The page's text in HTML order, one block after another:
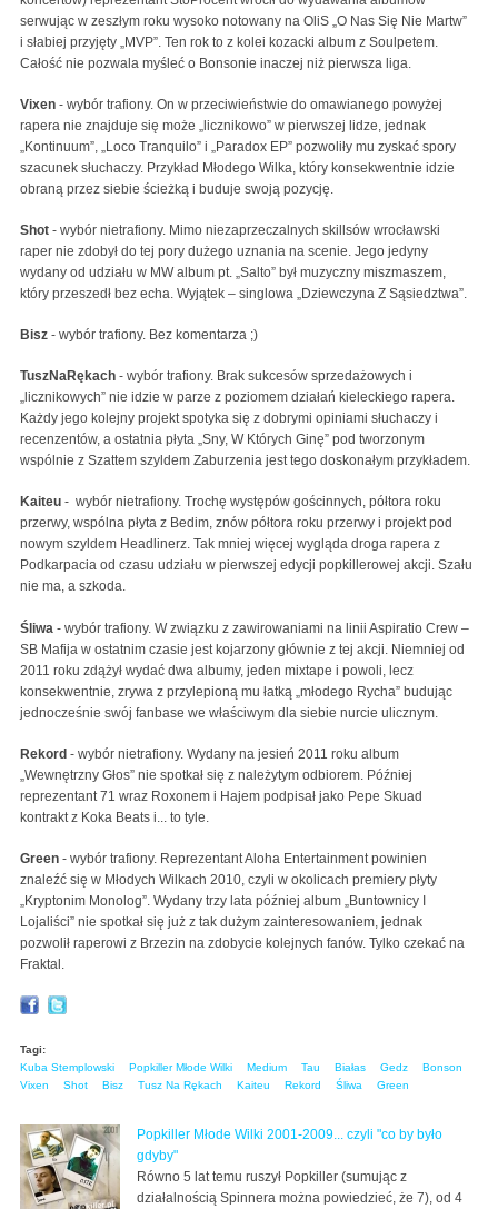
serwując w zeszłym roku wysoko notowany na OliS „O Nas Się Nie Martw”
i słabiej przyjęty „MVP”. Ten rok to z kolei kozacki album z Soulpetem.
Całość nie pozwala myśleć o Bonsonie inaczej niż pierwsza liga.
Vixen - wybór trafiony. On w przeciwieństwie do omawianego powyżej
rapera nie znajduje się może „licznikowo” w pierwszej lidze, jednak
„Kontinuum”, „Loco Tranquilo” i „Paradox EP” pozwoliły mu zyskać spory
szacunek słuchaczy. Przykład Młodego Wilka, który konsekwentnie idzie
obraną przez siebie ścieżką i buduje swoją pozycję.
Shot - wybór nietrafiony. Mimo niezaprzeczalnych skillsów wrocławski
raper nie zdobył do tej pory dużego uznania na scenie. Jego jedyny
wydany od udziału w MW album pt. „Salto” był muzyczny miszmaszem,
który przeszedł bez echa. Wyjątek – singlowa „Dziewczyna Z Sąsiedztwa”.
Bisz - wybór trafiony. Bez komentarza ;)
TuszNaRękach - wybór trafiony. Brak sukcesów sprzedażowych i
„licznikowych” nie idzie w parze z poziomem działań kieleckiego rapera.
Każdy jego kolejny projekt spotyka się z dobrymi opiniami słuchaczy i
recenzentów, a ostatnia płyta „Sny, W Których Ginę” pod tworzonym
wspólnie z Szattem szyldem Zaburzenia jest tego doskonałym przykładem.
Kaiteu - wybór nietrafiony. Trochę występów gościnnych, półtora roku
przerwy, wspólna płyta z Bedim, znów półtora roku przerwy i projekt pod
nowym szyldem Headlinerz. Tak mniej więcej wygląda droga rapera z
Podkarpacia od czasu udziału w pierwszej edycji popkillerowej akcji. Szału
nie ma, a szkoda.
Śliwa - wybór trafiony. W związku z zawirowaniami na linii Aspiratio Crew –
SB Mafija w ostatnim czasie jest kojarzony głównie z tej akcji. Niemniej od
2011 roku zdążył wydać dwa albumy, jeden mixtape i powoli, lecz
konsekwentnie, zrywa z przylepioną mu łatką „młodego Rycha” budując
jednocześnie swój fanbase we właściwym dla siebie nurcie ulicznym.
Rekord - wybór nietrafiony. Wydany na jesień 2011 roku album
„Wewnętrzny Głos” nie spotkał się z należytym odbiorem. Później
reprezentant 71 wraz Roxonem i Hajem podpisał jako Pepe Skuad
kontrakt z Koka Beats i... to tyle.
Green - wybór trafiony. Reprezentant Aloha Entertainment powinien
znaleźć się w Młodych Wilkach 2010, czyli w okolicach premiery płyty
„Kryptonim Monolog”. Wydany trzy lata później album „Buntownicy I
Lojaliści” nie spotkał się już z tak dużym zainteresowaniem, jednak
pozwolił raperowi z Brzezin na zdobycie kolejnych fanów. Tylko czekać na
Fraktal.
Tagi:
Kuba Stemplowski
Popkiller Młode Wilki Medium Tau Białas Gedz
Bonson
Vixen
Shot Bisz Tusz Na Rękach Kaiteu Rekord Śliwa Green
Popkiller Młode Wilki 2001-2009... czyli "co by było
gdyby"
Równo 5 lat temu ruszył Popkiller (sumując z
działalnością Spinnera można powiedzieć, że 7), od 4